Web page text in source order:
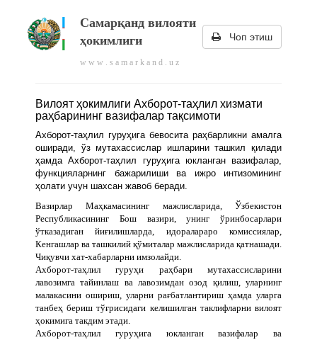
Самарқанд вилояти
ҳокимлиги
w w w . s a m a r k a n d . u z
Чоп этиш
Вилоят ҳокимлиги Ахборот-таҳлил хизмати
раҳбарининг вазифалар тақсимоти
Ахборот-таҳлил гуруҳига бевосита раҳбарликни амалга
оширади, ўз мутахассислар ишларини ташкил қилади
ҳамда Ахборот-таҳлил гуруҳига юкланган вазифалар,
функцияларнинг бажарилиши ва ижро интизомининг
ҳолати учун шахсан жавоб беради.
Вазирлар Маҳкамасининг мажлисларида, Ўзбекистон
Республикасининг Бош вазири, унинг ўринбосарлари
ўтказадиган йиғилишларда, идоралараро комиссиялар,
Кенгашлар ва ташкилий қўмиталар мажлисларида қатнашади.
Чиқувчи хат-хабарларни имзолайди.
Ахборот-таҳлил гуруҳи раҳбари мутахассисларини
лавозимга тайинлаш ва лавозимдан озод қилиш, уларнинг
малакасини ошириш, уларни рағбатлантириш ҳамда уларга
танбеҳ бериш тўғрисидаги келишилган таклифларни вилоят
ҳокимига такдим этади.
Ахборот-таҳлил гуруҳига юкланган вазифалар ва